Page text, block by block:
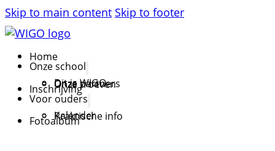
Skip to main content Skip to footer
Home
Onze school
Dit is WIGO
Onze partners
Onze troeven
Inschrijving
Voor ouders
Kalender
Praktische info
Fotoalbum